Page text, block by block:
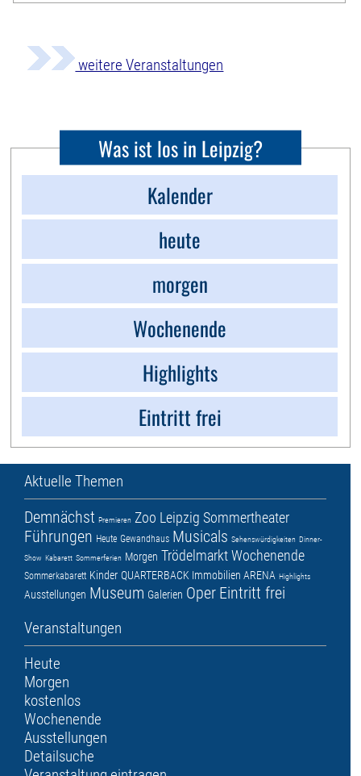
weitere Veranstaltungen
Was ist los in Leipzig?
Kalender
heute
morgen
Wochenende
Highlights
Eintritt frei
Aktuelle Themen
Demnächst Premieren Zoo Leipzig Sommertheater
Führungen Heute Gewandhaus Musicals Sehenswürdigkeiten Dinner-
Show Kabarett Sommerferien Morgen TrödelmarktWochenende
Sommerkabarett Kinder QUARTERBACK Immobilien ARENA Highlights
Ausstellungen Museum Galerien Oper Eintritt frei
Veranstaltungen
Heute
Morgen
kostenlos
Wochenende
Ausstellungen
Detailsuche